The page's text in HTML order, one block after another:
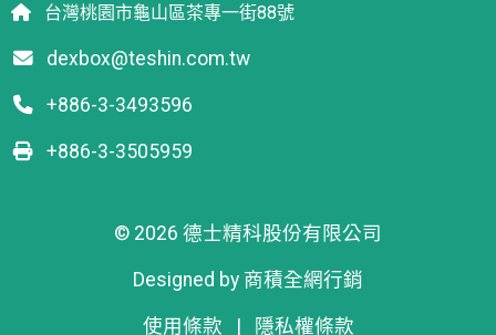
台灣桃園市龜山區茶專一街88號
dexbox@teshin.com.tw
+886-3-3493596
+886-3-3505959
© 2026 德士精科股份有限公司
Designed by 商積全網行銷
使用條款 | 隱私權條款